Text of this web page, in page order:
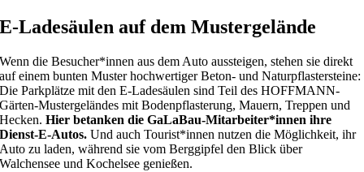
E-Ladesäulen auf dem Mustergelände
Wenn die Besucher*innen aus dem Auto aussteigen, stehen sie direkt
auf einem bunten Muster hochwertiger Beton- und Naturpflastersteine:
Die Parkplätze mit den E-Ladesäulen sind Teil des HOFFMANN-
Gärten-Mustergeländes mit Bodenpflasterung, Mauern, Treppen und
Hecken.Hier betanken die GaLaBau-Mitarbeiter*innen ihre
Dienst-E-Autos.Und auch Tourist*innen nutzen die Möglichkeit, ihr
Auto zu laden, während sie vom Berggipfel den Blick über
Walchensee und Kochelsee genießen.